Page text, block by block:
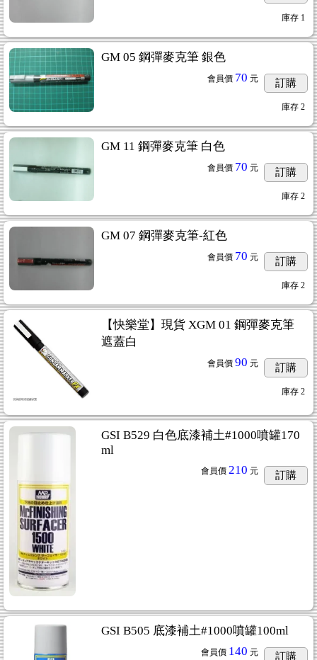
庫存 1
GM 05 鋼彈麥克筆 銀色
會員價 70 元 訂購
庫存 2
GM 11 鋼彈麥克筆 白色
會員價 70 元 訂購
庫存 2
GM 07 鋼彈麥克筆-紅色
會員價 70 元 訂購
庫存 2
【快樂堂】現貨 XGM 01 鋼彈麥克筆
遮蓋白
會員價 90 元 訂購
庫存 2
GSI B529 白色底漆補土#1000噴罐170
ml
會員價 210 元 訂購
GSI B505 底漆補土#1000噴罐100ml
會員價 140 元 訂購